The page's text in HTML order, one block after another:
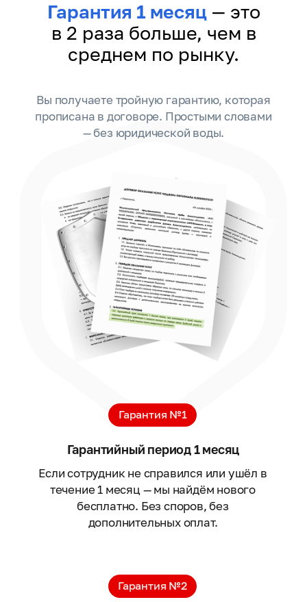
Гарантия №2
Гарантия №1
Гарантийный период 1 месяц
Вы получаете тройную гарантию, которая
прописана в договоре. Простыми словами
— без юридической воды.
Если сотрудник не справился или ушёл в
течение 1 месяц — мы найдём нового
бесплатно. Без споров, без
дополнительных оплат.
Гарантия 1 месяц— это
в 2 раза больше, чем в
среднем по рынку.